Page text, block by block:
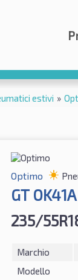
estivi »
Optimo
GT
235/
Marchio
Modello